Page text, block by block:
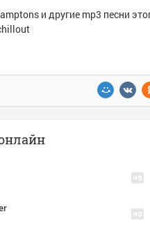
и другие mp3 песни